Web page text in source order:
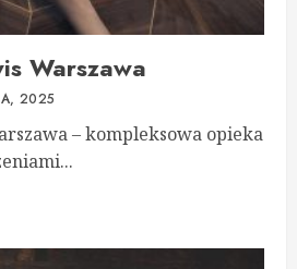
Warszawa
2025
– kompleksowa opieka